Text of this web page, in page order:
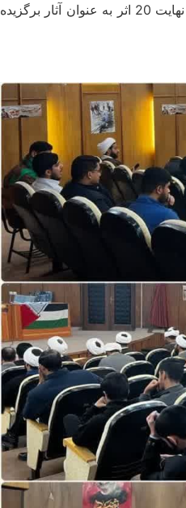
ارزیابی در جشنواره‌های مدرسه‌ای و سه مرحله ارزیابی در مرحله استانی، در نهایت 20 اثر به عنوان آثار برگزیده